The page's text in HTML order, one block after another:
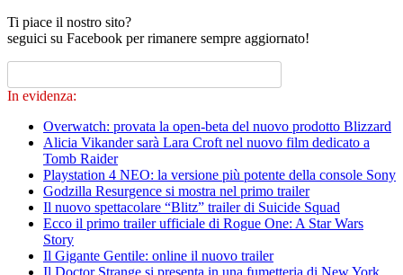
Ti piace il nostro sito?
seguici su Facebook per rimanere sempre aggiornato!
In evidenza:
Overwatch: provata la open-beta del nuovo prodotto Blizzard
Alicia Vikander sarà Lara Croft nel nuovo film dedicato a
Tomb Raider
Playstation 4 NEO: la versione più potente della console Sony
Godzilla Resurgence si mostra nel primo trailer
Il nuovo spettacolare “Blitz” trailer di Suicide Squad
Ecco il primo trailer ufficiale di Rogue One: A Star Wars
Story
Il Gigante Gentile: online il nuovo trailer
Il Doctor Strange si presenta in una fumetteria di New York